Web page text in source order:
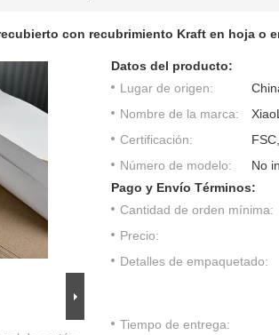
con recubrimiento Kraft en hoja o
Datos del producto:
Lugar de origen:
Nombre de la marca:
Certificación:
Número de modelo:
No
Pago y Envío Términos:
Cantidad de orden mínima:
Precio:
Detalles de empaquetado:
Tiempo de entrega: